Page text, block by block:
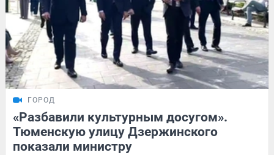
ГОРОД
«Разбавили культурным досугом».
Тюменскую улицу Дзержинского
показали министру